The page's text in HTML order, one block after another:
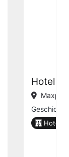
Hotel
Hotel